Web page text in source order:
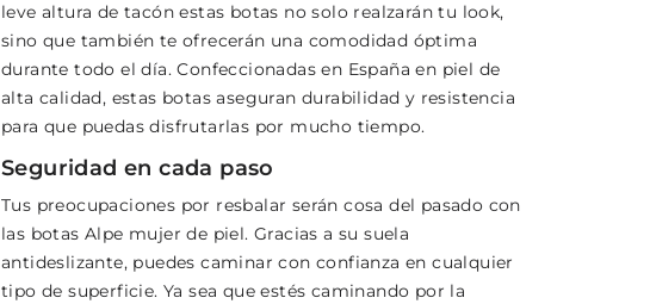
leve altura de tacón estas botas no solo realzarán tu look,
sino que también te ofrecerán una comodidad óptima
durante todo el día. Confeccionadas en España en piel de
alta calidad, estas botas aseguran durabilidad y resistencia
para que puedas disfrutarlas por mucho tiempo.
Seguridad en cada paso
Tus preocupaciones por resbalar serán cosa del pasado con
las botas Alpe mujer de piel. Gracias a su suela
antideslizante, puedes caminar con confianza en cualquier
tipo de superficie. Ya sea que estés caminando por la